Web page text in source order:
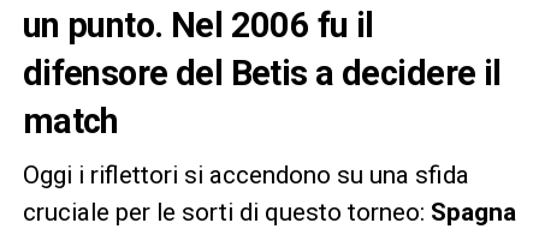
un punto. Nel 2006 fu il
difensore del Betis a decidere il
match
Oggi i riflettori si accendono su una sfida
cruciale per le sorti di questo torneo: Spagna